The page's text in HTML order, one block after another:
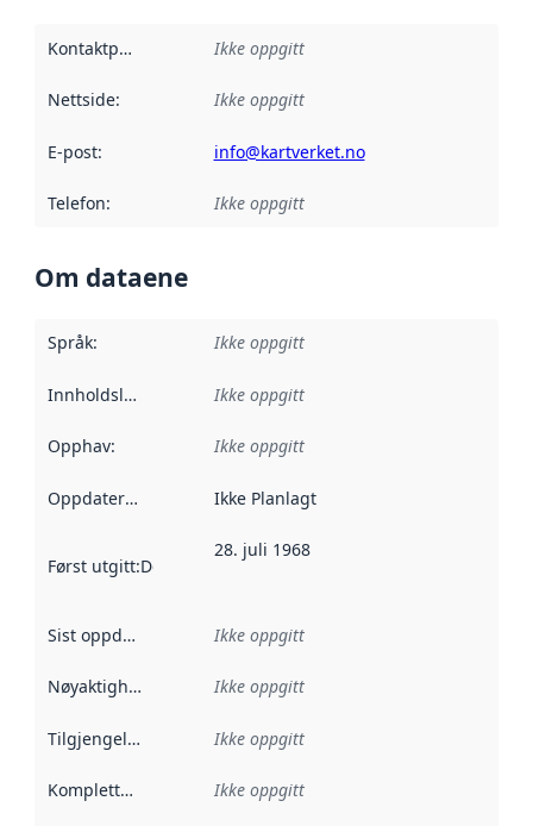
Kontaktpunkt Ikke oppgitt
Nettside: Ikke oppgitt
E-post: info@kartverket.no
Telefon: Ikke oppgitt
Om dataene
Språk: Ikke oppgitt
Innholdsleverandører :
Ikke oppgitt
Opphav: Ikke oppgitt
Oppdateringsfrekvens :
Ikke Planlagt
Først utgitt:Denne datoen sier når dataene i dette
28. juli 1968
Sist oppdatert Ikke oppgitt
Nøyaktighet Ikke oppgitt
Tilgjengelighet Ikke oppgitt
Kompletthet Ikke oppgitt